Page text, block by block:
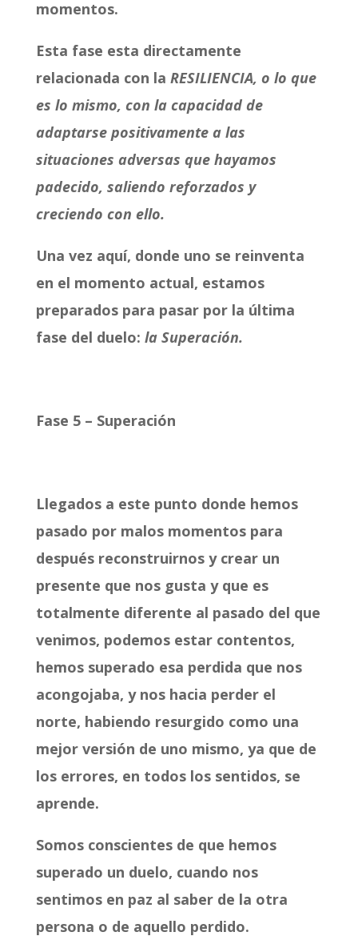
momentos.
Esta fase esta directamente
relacionada con la RESILIENCIA, o lo que
es lo mismo, con la capacidad de
adaptarse positivamente a las
situaciones adversas que hayamos
padecido, saliendo reforzados y
creciendo con ello.
Una vez aquí, donde uno se reinventa
en el momento actual, estamos
preparados para pasar por la última
fase del duelo: la Superación.
Fase 5 – Superación
Llegados a este punto donde hemos
pasado por malos momentos para
después reconstruirnos y crear un
presente que nos gusta y que es
totalmente diferente al pasado del que
venimos, podemos estar contentos,
hemos superado esa perdida que nos
acongojaba, y nos hacia perder el
norte, habiendo resurgido como una
mejor versión de uno mismo, ya que de
los errores, en todos los sentidos, se
aprende.
Somos conscientes de que hemos
superado un duelo, cuando nos
sentimos en paz al saber de la otra
persona o de aquello perdido.